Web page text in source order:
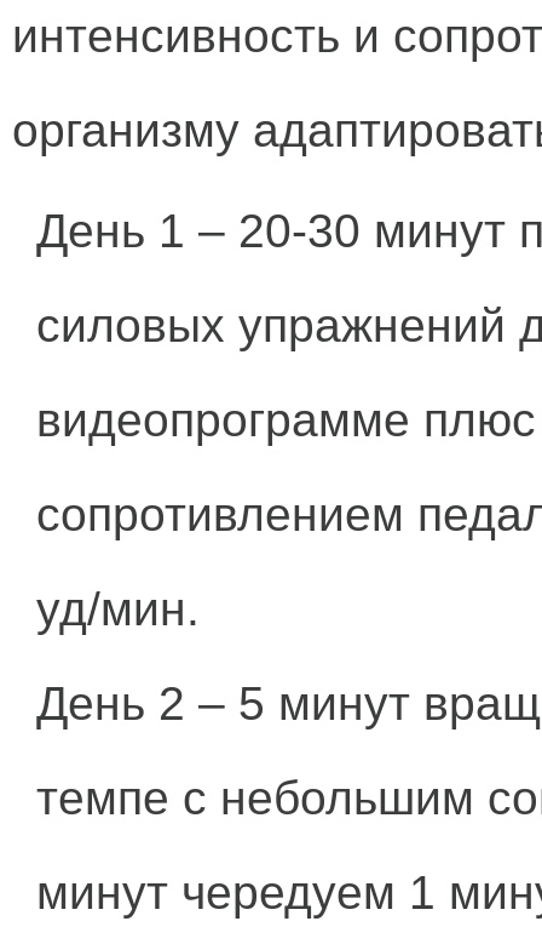
интенсивность и
организму
День 1 – 20-30 минут
силовых упражнений
видеопрограмме
сопротивлением
уд/мин.
День 2 – 5 минут
темпе с небольшим
минут чередуем 1